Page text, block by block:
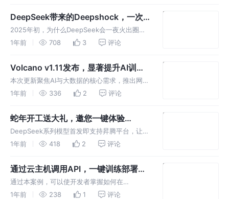
DeepSeek带来的Deepshock，一次
看懂DeepSeek
2025年初，为什么DeepSeek会一夜火出圈？
为什么会让行业兴奋？它的出现，是否让大模型
个维度尝试分析一下。
1年前 708 3 评论
Volcano v1.11发布，显著提升AI训练
与推理任务的性能
本次更新聚焦AI与大数据的核心需求，推出网络
拓扑感知调度、多集群AI作业调度等重磅特性，
1年前 336 2 评论
蛇年开工送大礼，邀您一键体验
DeepSeek系列新模型
DeepSeek系列模型首发即支持昇腾平台，让用
户能够在昇腾硬件和MindIE推理引擎上实现高
1年前 418 2 评论
通过云主机调用API，一键训练部署商
品问答模型
通过本案例，可以使开发者掌握如何在
ModelArts一键部署模型，和调用API的操作，
1年前 238 1 评论